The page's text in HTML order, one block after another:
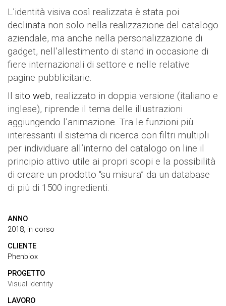
L’identità visiva così realizzata è stata poi
declinata non solo nella realizzazione del catalogo
aziendale, ma anche nella personalizzazione di
gadget, nell’allestimento di stand in occasione di
fiere internazionali di settore e nelle relative
pagine pubblicitarie.
Il sito web, realizzato in doppia versione (italiano e
inglese), riprende il tema delle illustrazioni
aggiungendo l’animazione. Tra le funzioni più
interessanti il sistema di ricerca con filtri multipli
per individuare all’interno del catalogo on line il
principio attivo utile ai propri scopi e la possibilità
di creare un prodotto “su misura” da un database
di più di 1500 ingredienti.
ANNO
2018, in corso
CLIENTE
Phenbiox
PROGETTO
Visual Identity
LAVORO